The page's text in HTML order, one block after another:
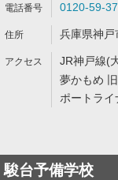
0120-59-
兵庫県神
JR神戸線(
夢かもめ
ポートラ
駿台予備学校